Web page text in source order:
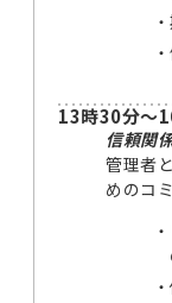
13時30分～
信頼関
管理者
めのコ